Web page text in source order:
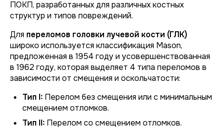
ПОКП, разработанных для различных костных
структур и типов повреждений.
Для переломов головки лучевой кости (ГЛК)
широко используется классификация Mason,
предложенная в 1954 году и усовершенствованная
в 1962 году, которая выделяет 4 типа переломов в
зависимости от смещения и оскольчатости:
Тип I: Перелом без смещения или с минимальным
смещением отломков.
Тип II: Перелом со смещением отломков.